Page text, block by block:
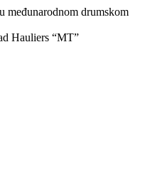
međunarodnom drumskom
Hauliers “MT”